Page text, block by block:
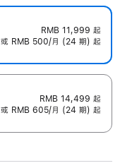
RMB 11,999 起
或 RMB 500/月 (24 期) 起
RMB 14,499 起
或 RMB 605/月 (24 期) 起